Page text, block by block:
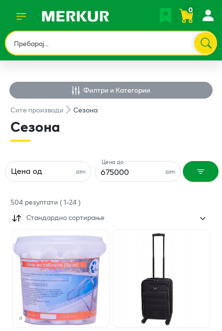
0
Филтри и Категории
Ситепроизводи Сезона
Сезона
ден.
Цена од ден.
Цена до
504резултати (1-24)
Стандардно сортирање